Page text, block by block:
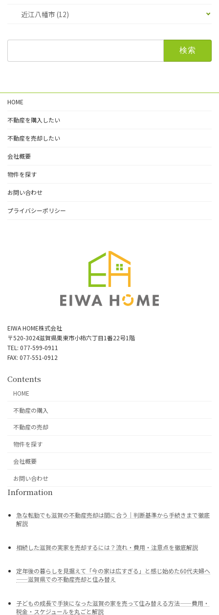
近江八幡市 (12)
HOME
不動産を購入したい
不動産を売却したい
会社概要
物件を探す
お問い合わせ
プライバシーポリシー
EIWA HOME株式会社
〒520-3024滋賀県栗東市小柿六丁目1番22号1階
TEL: 077-599-0911
FAX: 077-551-0912
Contents
HOME
不動産の購入
不動産の売却
物件を探す
会社概要
お問い合わせ
Information
急な転勤でも滋賀の不動産売却は間に合う｜判断基準から手続きまで徹底
解説
相続した滋賀の実家を売却するには？流れ・費用・注意点を徹底解説
定年後の暮らしを見据えて「今の家は広すぎる」と感じ始めた60代夫婦へ
——滋賀県での不動産売却と住み替え
子どもの成長で手狭になった滋賀の家を売って住み替える方法——費用・
税金・スケジュールを丸ごと解説